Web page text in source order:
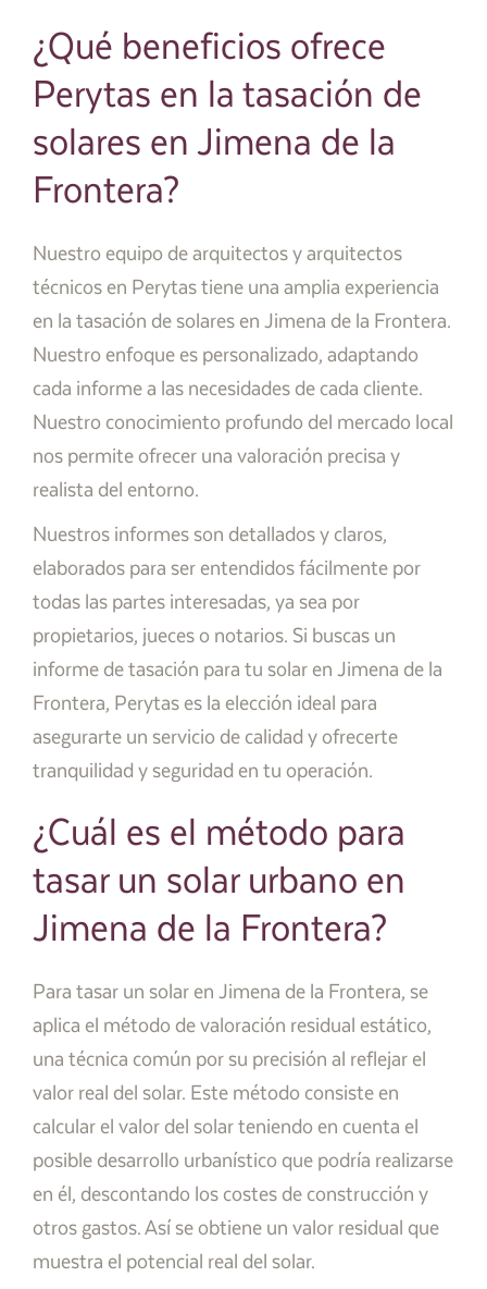
¿Qué beneficios ofrece
Perytas en la tasación de
solares en Jimena de la
Frontera?
Nuestro equipo de arquitectos y arquitectos
técnicos en Perytas tiene una amplia experiencia
en la tasación de solares en Jimena de la Frontera.
Nuestro enfoque es personalizado, adaptando
cada informe a las necesidades de cada cliente.
Nuestro conocimiento profundo del mercado local
nos permite ofrecer una valoración precisa y
realista del entorno.
Nuestros informes son detallados y claros,
elaborados para ser entendidos fácilmente por
todas las partes interesadas, ya sea por
propietarios, jueces o notarios. Si buscas un
informe de tasación para tu solar en Jimena de la
Frontera, Perytas es la elección ideal para
asegurarte un servicio de calidad y ofrecerte
tranquilidad y seguridad en tu operación.
¿Cuál es el método para
tasar un solar urbano en
Jimena de la Frontera?
Para tasar un solar en Jimena de la Frontera, se
aplica el método de valoración residual estático,
una técnica común por su precisión al reflejar el
valor real del solar. Este método consiste en
calcular el valor del solar teniendo en cuenta el
posible desarrollo urbanístico que podría realizarse
en él, descontando los costes de construcción y
otros gastos. Así se obtiene un valor residual que
muestra el potencial real del solar.